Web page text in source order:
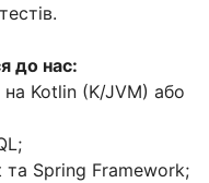
до нас:
Kotlin (K/JVM) або
та Spring Framework;